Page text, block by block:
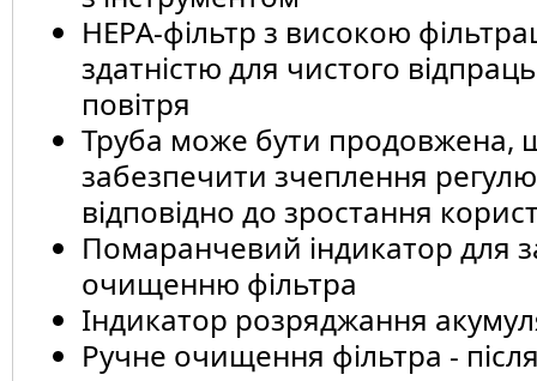
НЕРА-фільтр з високою
здатністю для чистого
повітря
Труба може бути продовжена,
забезпечити зчеплення
відповідно до зростання
Помаранчевий індикатор для
очищенню фільтра
Індикатор розряджання
Ручне очищення фільтра -